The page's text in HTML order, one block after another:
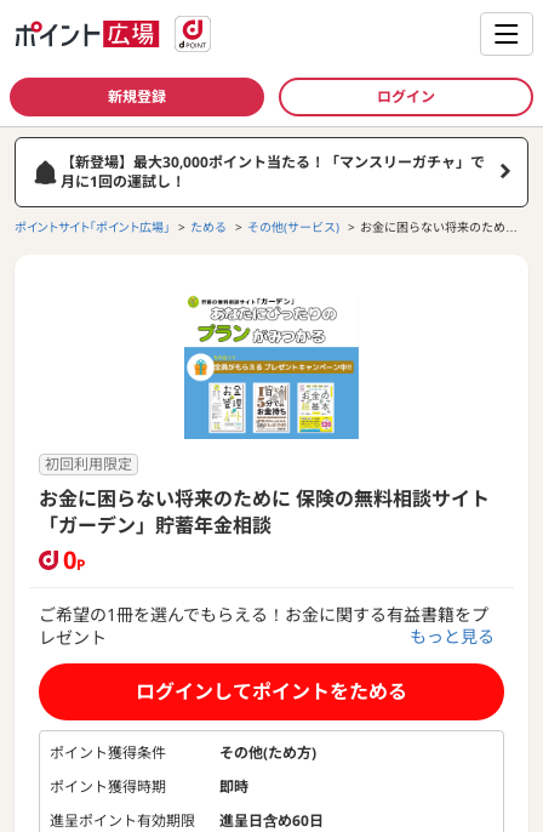
新規登録 ログイン
【新登場】最大30,000ポイント当たる！「マンスリーガチャ」で
月に1回の運試し！
ポイントサイト「ポイント広場」 ためる その他(サービス)
お金に困らない将来のために
初回利用限定
お金に困らない将来のために 保険の無料相談サイト
「ガーデン」貯蓄年金相談
0P
ご希望の1冊を選んでもらえる！お金に関する有益書籍をプ
レゼント
こんなお悩みをお持ちの方は是非ご相談ください
・老後の生活費は今のままで足りるかしら？
・お金を貯めたい！でも、なかなか貯まらない
・貯蓄はしたいけど、これ以上節約や我慢はしたくない
・iDeCo､NISAは聞いたことあるし興味はあるけどよくわか
らない
・自分に合った貯蓄方法や資産運用方法を知りたい
もっと見る
ログインしてポイントをためる
ポイント獲得条件
その他(ため方)
ポイント獲得時期
即時
進呈ポイント有効期限
進呈日含め60日